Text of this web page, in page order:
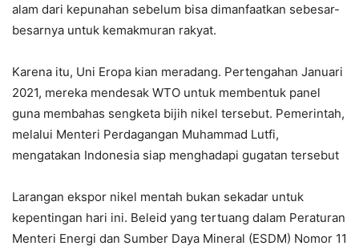
alam dari kepunahan sebelum bisa dimanfaatkan sebesar-
besarnya untuk kemakmuran rakyat.
Karena itu, Uni Eropa kian meradang. Pertengahan Januari
2021, mereka mendesak WTO untuk membentuk panel
guna membahas sengketa bijih nikel tersebut. Pemerintah,
melalui Menteri Perdagangan Muhammad Lutfi,
mengatakan Indonesia siap menghadapi gugatan tersebut
Larangan ekspor nikel mentah bukan sekadar untuk
kepentingan hari ini. Beleid yang tertuang dalam Peraturan
Menteri Energi dan Sumber Daya Mineral (ESDM) Nomor 11